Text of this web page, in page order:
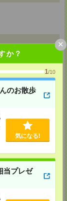
か？
1/10
のお散歩
気になる!
当プレゼ
×
クタワー36F